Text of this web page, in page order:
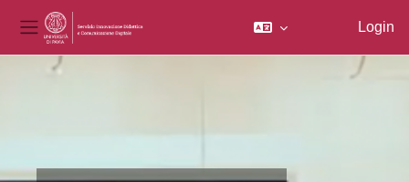
Vai al contenuto principale
Pannello laterale
Login